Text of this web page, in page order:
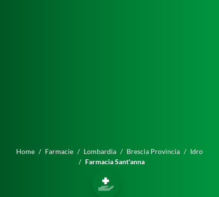
Home Farmacie Lombardia Brescia Provincia
Idro
Farmacia Sant'anna